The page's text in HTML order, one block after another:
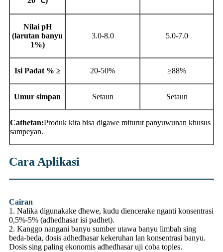
Nilai pH
(larutan banyu
1%)
3.0-8.0 5.0-7.0
Isi Padat % ≥ 20-50% ≥88%
Umur simpan Setaun Setaun
Cathetan:Produk kita bisa digawe miturut panyuwunan khusus
sampeyan.
Cara Aplikasi
Cairan
1. Nalika digunakake dhewe, kudu diencerake nganti konsentrasi
0,5%-5% (adhedhasar isi padhet).
2. Kanggo nangani banyu sumber utawa banyu limbah sing
beda-beda, dosis adhedhasar kekeruhan lan konsentrasi banyu.
Dosis sing paling ekonomis adhedhasar uji coba toples.